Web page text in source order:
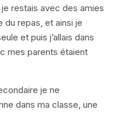
je restais avec des amies
du repas, et ainsi je
et puis j’allais dans
mes parents étaient
je ne
dans ma classe, une